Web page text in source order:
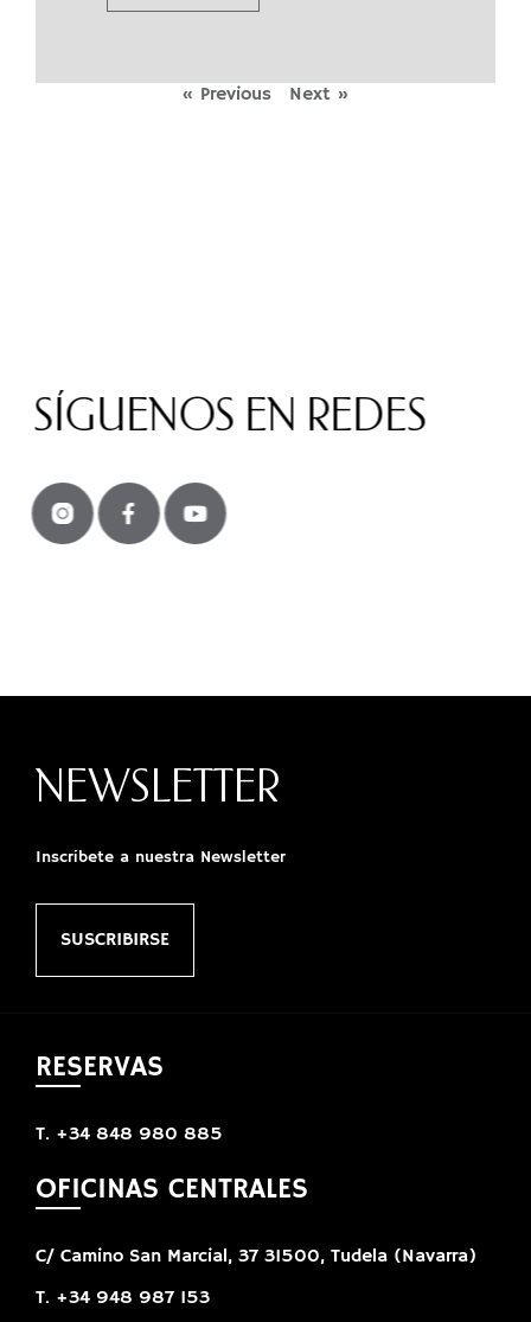
« Previous Next »
SÍGUENOS EN REDES
NEWSLETTER
Inscríbete a nuestra Newsletter
SUSCRIBIRSE
RESERVAS
T. +34 848 980 885
OFICINAS CENTRALES
C/ Camino San Marcial, 37 31500, Tudela (Navarra)
T. +34 948 987 153